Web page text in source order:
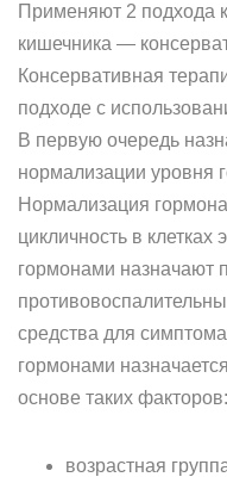
Применяют 2 подхода
кишечника —
Консервативная
подходе с
В первую очередь
нормализации уровня
Нормализация
цикличность в
гормонами назначают
средства для
гормонами
основе таких факторов:
возрастная